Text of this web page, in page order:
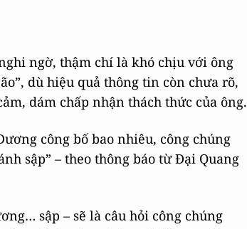
ngờ, thậm chí là khó chịu với ông
dù hiệu quả thông tin còn chưa rõ,
dám chấp nhận thách thức của ông.
công bố bao nhiêu, công chúng
sập” – theo thông báo từ Đại Quang
sập – sẽ là câu hỏi công chúng